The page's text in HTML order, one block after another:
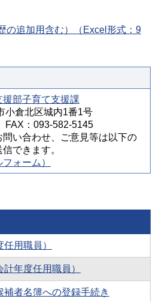
の追加用含む）（Excel形式：9
部子育て支援課
倉北区城内1番1号
：093-582-5145
い合わせ、ご意見等は以下の
できます。
ォーム）
用職員）
年度任用職員）
者名簿への登録手続き